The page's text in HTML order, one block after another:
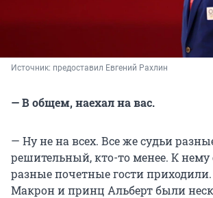
Источник: предоставил Евгений Рахлин
— В общем, наехал на вас.
— Ну не на всех. Все же судьи
решительный, кто-то менее. К нему
разные почетные гости
Макрон и принц Альберт были